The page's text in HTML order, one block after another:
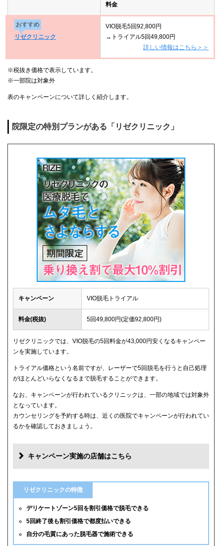
料金
おすすめ
リゼクリニック
VIO脱毛5回92,800円
→トライアル5回49,800円
詳しい情報はこちら＞＞
※税抜き価格で表示しています。
※一部院は対象外
表のキャンペーンについて詳しく紹介します。
院限定の特別プランがある「リゼクリニック」
キャンペーン VIO脱毛トライアル
料金(税抜) 5回49,800円(定価92,800円)
リゼクリニックでは、VIO脱毛の5回料金が43,000円安くなるキャンペー
ンを実施しています。
トライアル価格という名前ですが、レーザーで5回脱毛を行うと自己処理
がほとんどいらなくなるまで脱毛することができます。
なお、キャンペーンが行われているクリニックは、一部の地域では対象外
となっています。
カウンセリングを予約する時は、近くの医院でキャンペーンが行われてい
るかを確認しておきましょう。
キャンペーン実施の店舗はこちら
リゼクリニックの特徴
デリケートゾーン5回を割引価格で脱毛できる
5回終了後も割引価格で都度払いできる
自分の毛質にあった脱毛器で施術できる